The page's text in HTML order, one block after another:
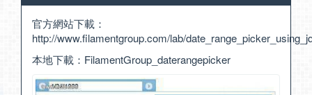
官方網站下載：
http://www.filamentgroup.com/lab/
本地下載： FilamentGroup_daterangepicker